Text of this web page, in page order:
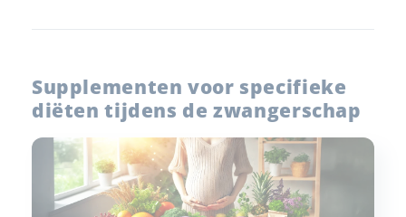
Supplementen voor specifieke
diëten tijdens de zwangerschap